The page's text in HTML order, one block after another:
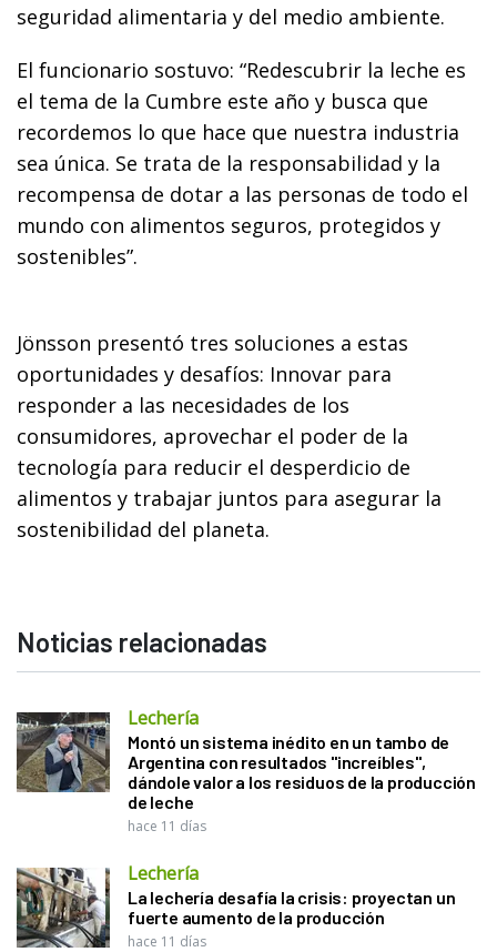
seguridad alimentaria y del medio ambiente.
El funcionario sostuvo: “Redescubrir la leche es
el tema de la Cumbre este año y busca que
recordemos lo que hace que nuestra industria
sea única. Se trata de la responsabilidad y la
recompensa de dotar a las personas de todo el
mundo con alimentos seguros, protegidos y
sostenibles”.
Jönsson presentó tres soluciones a estas
oportunidades y desafíos: Innovar para
responder a las necesidades de los
consumidores, aprovechar el poder de la
tecnología para reducir el desperdicio de
alimentos y trabajar juntos para asegurar la
sostenibilidad del planeta.
Noticias relacionadas
Lechería
Montó un sistema inédito en un tambo de
Argentina con resultados "increíbles",
dándole valor a los residuos de la producción
de leche
hace 11 días
Lechería
La lechería desafía la crisis: proyectan un
fuerte aumento de la producción
hace 11 días